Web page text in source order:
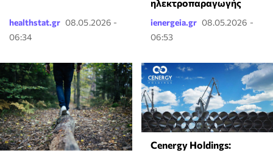
healthstat.gr 08.05.2026 -
06:34
ηλεκτροπαραγωγής
ienergeia.gr 08.05.2026 -
06:53
Cenergy Holdings: